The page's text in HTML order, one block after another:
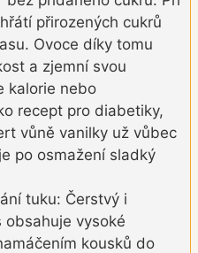
přirozených cukrů
Ovoce díky tomu
a zjemní svou
kalorie nebo
recept pro diabetiky,
vůně vanilky už vůbec
po osmažení sladký
tuku: Čerstvý i
obsahuje vysoké
kousků do